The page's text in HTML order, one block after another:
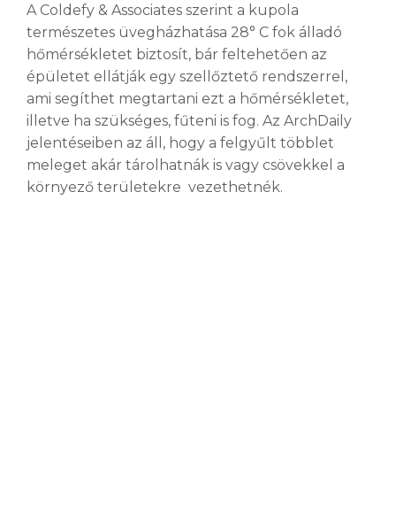
A Coldefy & Associates szerint a kupola
természetes üvegházhatása 28° C fok álladó
hőmérsékletet biztosít, bár feltehetően az
épületet ellátják egy szellőztető rendszerrel,
ami segíthet megtartani ezt a hőmérsékletet,
illetve ha szükséges, fűteni is fog. Az ArchDaily
jelentéseiben az áll, hogy a felgyűlt többlet
meleget akár tárolhatnák is vagy csövekkel a
környező területekre vezethetnék.